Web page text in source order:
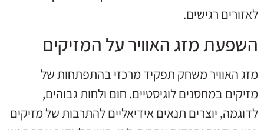
לאזורים רגישים.
השפעת מזג האוויר על המזיקים
מזג האוויר משחק תפקיד מרכזי בהתפתחות של
מזיקים במחסנים לוגיסטיים. חום ולחות גבוהים,
לדוגמה, יוצרים תנאים אידיאליים להתרבות של מזיקים